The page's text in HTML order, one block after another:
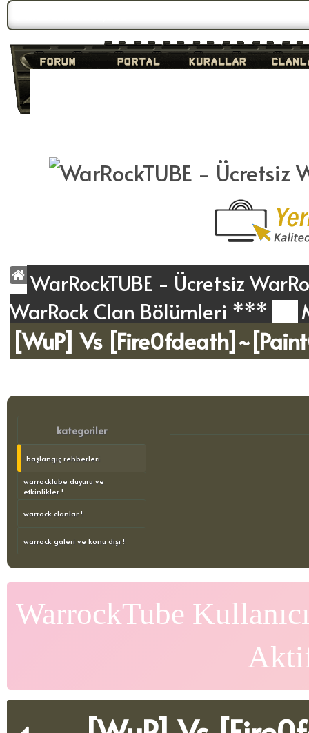
WarRockTUBE - Ücretsiz
WarRock Clan Bölümleri ***
[WuP] Vs
kategoriler
başlangıç rehberleri
warrocktube duyuru ve
etkinlikler !
warrock clanlar !
warrock galeri ve konu dışı !
WarrockTube